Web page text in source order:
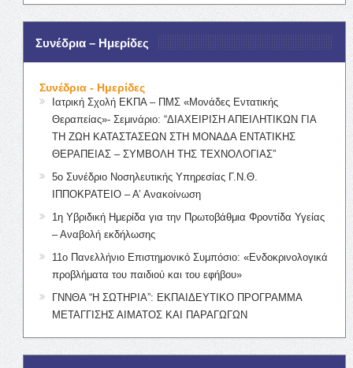
Συνέδρια – Ημερίδες
Συνέδρια - Ημερίδες
Ιατρική Σχολή ΕΚΠΑ – ΠΜΣ «Μονάδες Εντατικής
Θεραπείας»- Σεμινάριο: “ΔΙΑΧΕΙΡΙΣΗ ΑΠΕΙΛΗΤΙΚΩΝ ΓΙΑ
ΤΗ ΖΩΗ ΚΑΤΑΣΤΑΣΕΩΝ ΣΤΗ ΜΟΝΑΔΑ ΕΝΤΑΤΙΚΗΣ
ΘΕΡΑΠΕΙΑΣ – ΣΥΜΒΟΛΗ ΤΗΣ ΤΕΧΝΟΛΟΓΙΑΣ”
5ο Συνέδριο Νοσηλευτικής Υπηρεσίας Γ.Ν.Θ.
ΙΠΠΟΚΡΑΤΕΙΟ – Α’ Ανακοίνωση
1η Υβριδική Ημερίδα για την Πρωτοβάθμια Φροντίδα Υγείας
– Αναβολή εκδήλωσης
11ο Πανελλήνιο Επιστημονικό Συμπόσιο: «Ενδοκρινολογικά
προβλήματα του παιδιού και του εφήβου»
ΓΝΝΘΑ “Η ΣΩΤΗΡΙΑ”: ΕΚΠΑΙΔΕΥΤΙΚΟ ΠΡΟΓΡΑΜΜΑ
ΜΕΤΑΓΓΙΣΗΣ ΑΙΜΑΤΟΣ ΚΑΙ ΠΑΡΑΓΩΓΩΝ